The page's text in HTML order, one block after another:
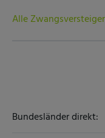
Alle
Bundesländer direkt: